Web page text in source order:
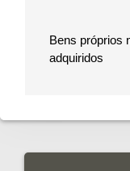
Bens próprios
adquiridos